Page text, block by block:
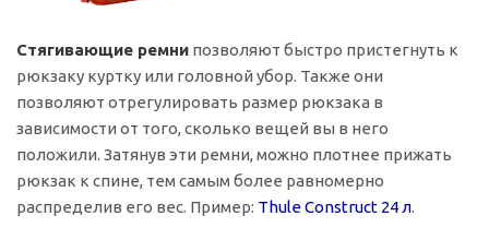
Стягивающие ремни позволяют быстро пристегнуть к
рюкзаку куртку или головной убор. Также они
позволяют отрегулировать размер рюкзака в
зависимости от того, сколько вещей вы в него
положили. Затянув эти ремни, можно плотнее прижать
рюкзак к спине, тем самым более равномерно
распределив его вес. Пример: Thule Construct 24 л.